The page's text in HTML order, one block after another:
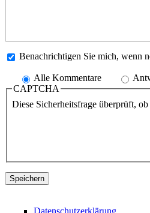
Benachrichtigen Sie mich, wenn
Alle Kommentare
CAPTCHA
Diese Sicherheitsfrage überprüft,